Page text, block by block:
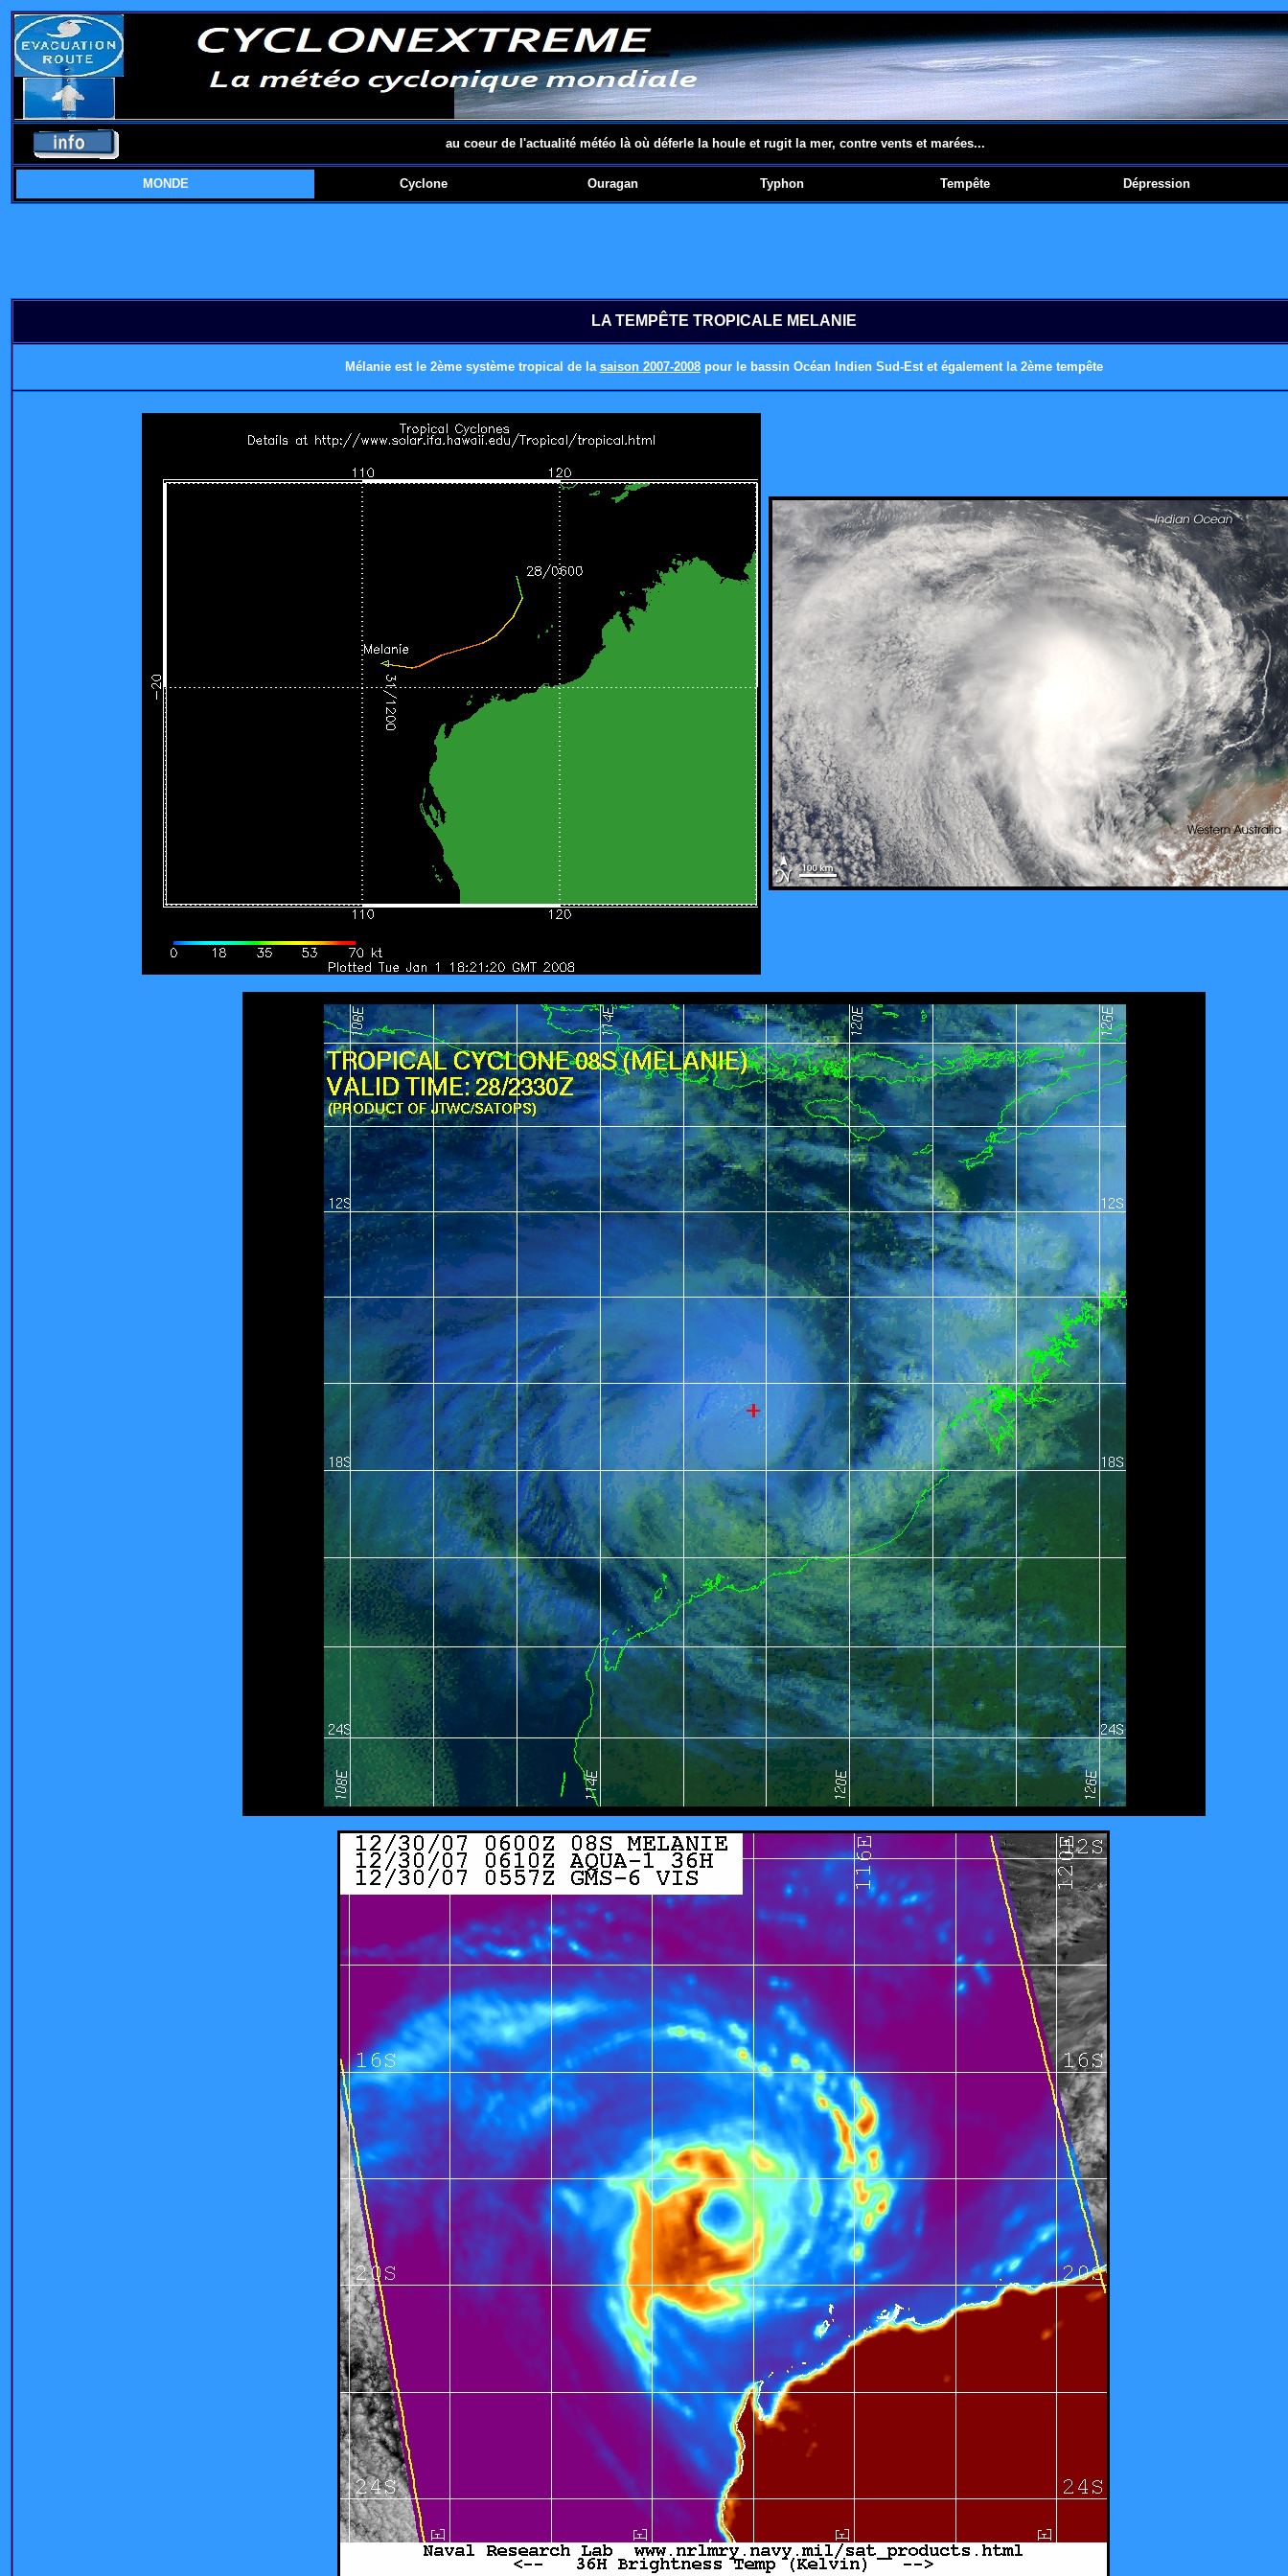
au coeur de l'actualité météo là où déferle la houle et rugit la mer, contre vents et marées...
MONDE Cyclone Ouragan Typhon Tempête Dépression
LA TEMPÊTE TROPICALE MELANIE
Mélanie est le 2ème système tropical de la saison 2007-2008pour le bassin Océan Indien Sud-Est et également la 2ème tempête